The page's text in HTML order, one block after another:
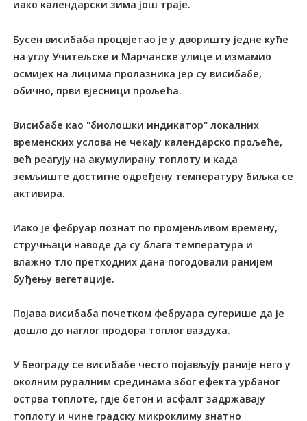
иако календарски зима још траје.
Бусен висибаба процвјетао је у дворишту једне куће
на углу Учитељске и Марчанске улице и измамио
осмијех на лицима пролазника јер су висибабе,
обично, први вјесници прољећа.
Висибабе као "биолошки индикатор" локалних
временских услова не чекају календарско прољеће,
већ реагују на акумулирану топлоту и када
земљиште достигне одређену температуру биљка се
активира.
Иако је фебруар познат по промјенљивом времену,
стручњаци наводе да су блага температура и
влажно тло претходних дана погодовали ранијем
буђењу вегетације.
Појава висибаба почетком фебруара сугерише да је
дошло до наглог продора топлог ваздуха.
У Београду се висибабе често појављују раније него у
околним руралним срединама због ефекта урбаног
острва топлоте, гдје бетон и асфалт задржавају
топлоту и чине градску микроклиму знатно